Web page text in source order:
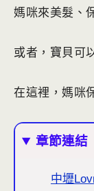
媽咪來美髮、
或者，寶貝可
在這裡，媽咪
章節連結
中壢